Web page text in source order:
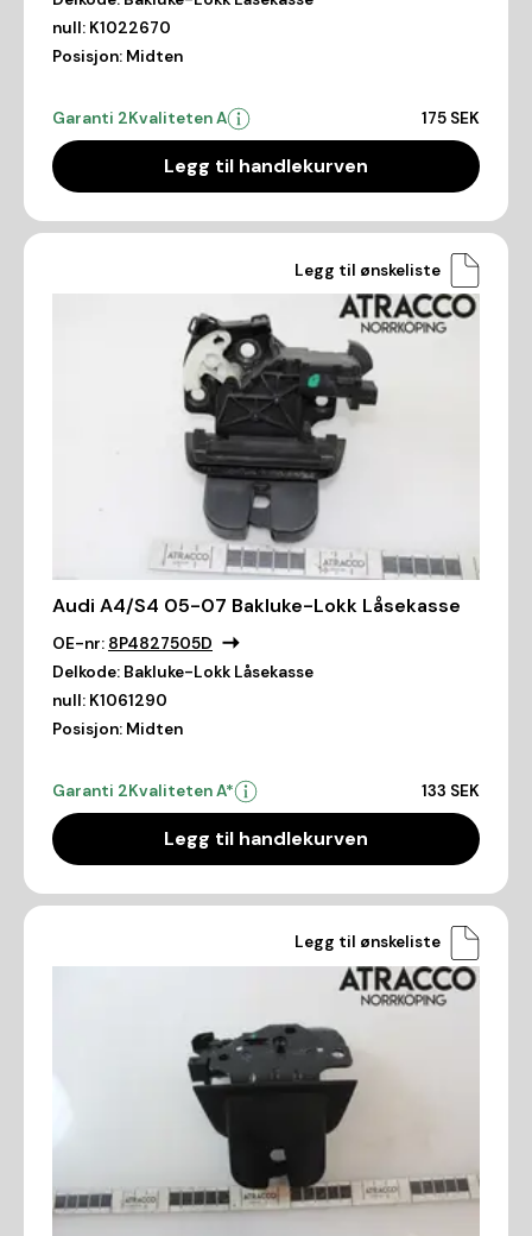
null: K1022670
Posisjon: Midten
Garanti 2Kvaliteten A 175 SEK
Legg til handlekurven
Legg til ønskeliste
Audi A4/S4 05-07 Bakluke-Lokk Låsekasse
OE-nr: 8P4827505D
Delkode: Bakluke-Lokk Låsekasse
null: K1061290
Posisjon: Midten
Garanti 2Kvaliteten A* 133 SEK
Legg til handlekurven
Legg til ønskeliste